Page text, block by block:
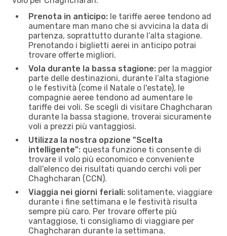
Prenota in anticipo: le tariffe aeree tendono ad
aumentare man mano che si avvicina la data di
partenza, soprattutto durante l’alta stagione.
Prenotando i biglietti aerei in anticipo potrai
trovare offerte migliori.
Vola durante la bassa stagione: per la maggior
parte delle destinazioni, durante l’alta stagione
o le festività (come il Natale o l'estate), le
compagnie aeree tendono ad aumentare le
tariffe dei voli. Se scegli di visitare Chaghcharan
durante la bassa stagione, troverai sicuramente
voli a prezzi più vantaggiosi.
Utilizza la nostra opzione "Scelta
intelligente": questa funzione ti consente di
trovare il volo più economico e conveniente
dall'elenco dei risultati quando cerchi voli per
Chaghcharan (CCN).
Viaggia nei giorni feriali: solitamente, viaggiare
durante i fine settimana e le festività risulta
sempre più caro. Per trovare offerte più
vantaggiose, ti consigliamo di viaggiare per
Chaghcharan durante la settimana.